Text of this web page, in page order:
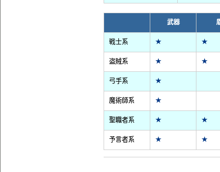
武器
戦士系 ★ ★
盗賊系 ★ ★
弓手系 ★
魔術師系 ★
聖職者系 ★ ★
予言者系 ★ ★